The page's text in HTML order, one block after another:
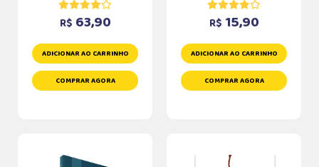
R$ 63,90
ADICIONAR AO CARRINHO
COMPRAR AGORA
R$ 15,90
ADICIONAR AO CARRINHO
COMPRAR AGORA